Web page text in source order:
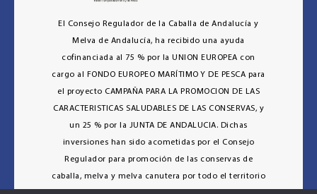
El Consejo Regulador de la Caballa de Andalucía y
Melva de Andalucía, ha recibido una ayuda
cofinanciada al 75 % por la UNION EUROPEA con
cargo al FONDO EUROPEO MARÍTIMO Y DE PESCA para
el proyecto CAMPAÑA PARA LA PROMOCION DE LAS
CARACTERISTICAS SALUDABLES DE LAS CONSERVAS, y
un 25 % por la JUNTA DE ANDALUCIA. Dichas
inversiones han sido acometidas por el Consejo
Regulador para promoción de las conservas de
caballa, melva y melva canutera por todo el territorio